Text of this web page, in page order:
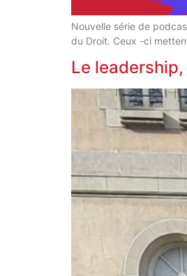
Nouvelle série de
du Droit. Ceux -ci
Le